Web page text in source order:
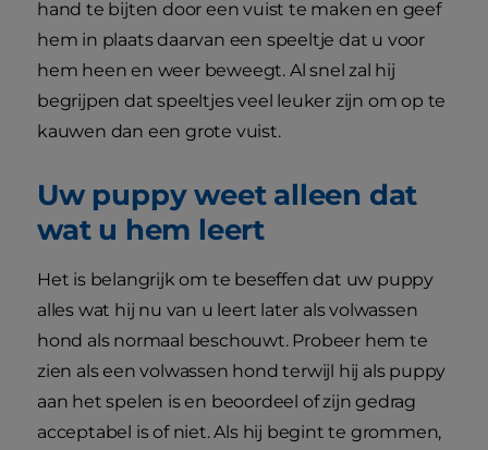
hand te bijten door een vuist te maken en geef
hem in plaats daarvan een speeltje dat u voor
hem heen en weer beweegt. Al snel zal hij
begrijpen dat speeltjes veel leuker zijn om op te
kauwen dan een grote vuist.
Uw puppy weet alleen dat
wat u hem leert
Het is belangrijk om te beseffen dat uw puppy
alles wat hij nu van u leert later als volwassen
hond als normaal beschouwt. Probeer hem te
zien als een volwassen hond terwijl hij als puppy
aan het spelen is en beoordeel of zijn gedrag
acceptabel is of niet. Als hij begint te grommen,